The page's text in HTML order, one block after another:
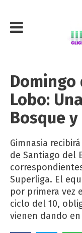
Lobo:
Bosque
Gimnasia
de Santiago del
Superliga. El
por primera vez
ciclo del 10,
vienen dando